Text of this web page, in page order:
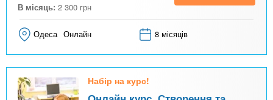
В місяць: 2 300 грн
Одеса Онлайн 8 місяців
Набір на курс!